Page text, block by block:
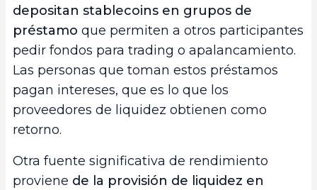
depositan stablecoins en grupos de
préstamo que permiten a otros participantes
pedir fondos para trading o apalancamiento.
Las personas que toman estos préstamos
pagan intereses, que es lo que los
proveedores de liquidez obtienen como
retorno.
Otra fuente significativa de rendimiento
proviene de la provisión de liquidez en